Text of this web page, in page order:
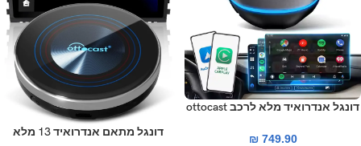
דונגל אנדרואיד מלא לרכב ottocast
₪749.90
דונגל מתאם אנדרואיד 13 מלא